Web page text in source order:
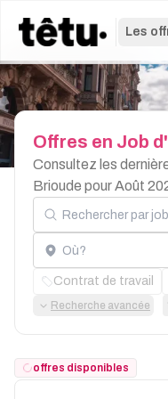
Les
Offres en Job
Consultez les
Brioude pour Août
Rechercher par job,
Localisation
Contrat de travail
Recherche avancée
offres disponibles